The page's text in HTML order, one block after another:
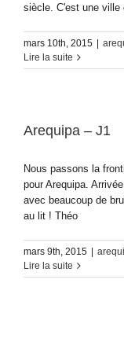
siècle. C'est une
mars 10th, 2015
Lire la suite
Arequipa – J1
Nous passons la
pour Arequipa.
avec beaucoup de
au lit ! Théo
mars 9th, 2015
Lire la suite